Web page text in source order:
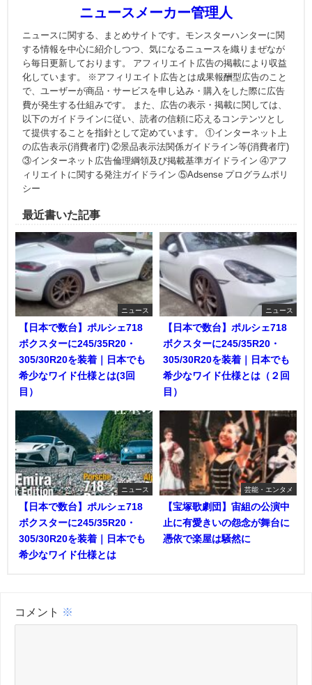
ニュースメーカー管理人
ニュースに関する、まとめサイトです。モンスターハンターに関
する情報を中心に紹介しつつ、気になるニュースを織りまぜなが
ら毎日更新しております。 アフィリエイト広告の掲載により収益
化しています。 ※アフィリエイト広告とは成果報酬型広告のこと
で、ユーザーが商品・サービスを申し込み・購入をした際に広告
費が発生する仕組みです。 また、広告の表示・掲載に関しては、
以下のガイドラインに従い、読者の信頼に応えるコンテンツとし
て提供することを指針として定めています。 ①インターネット上
の広告表示(消費者庁) ②景品表示法関係ガイドライン等(消費者庁)
③インターネット広告倫理綱領及び掲載基準ガイドライン ④アフ
ィリエイトに関する発注ガイドライン ⑤Adsense プログラムポリ
シー
最近書いた記事
ニュース
【日本で数台】ポルシェ718
ボクスターに245/35R20・
305/30R20を装着｜日本でも
希少なワイド仕様とは(3回
目）
ニュース
【日本で数台】ポルシェ718
ボクスターに245/35R20・
305/30R20を装着｜日本でも
希少なワイド仕様とは（２回
目）
ニュース
【日本で数台】ポルシェ718
ボクスターに245/35R20・
305/30R20を装着｜日本でも
希少なワイド仕様とは
芸能・エンタメ
【宝塚歌劇団】宙組の公演中
止に有愛きいの怨念が舞台に
憑依で楽屋は騒然に
コメント ※